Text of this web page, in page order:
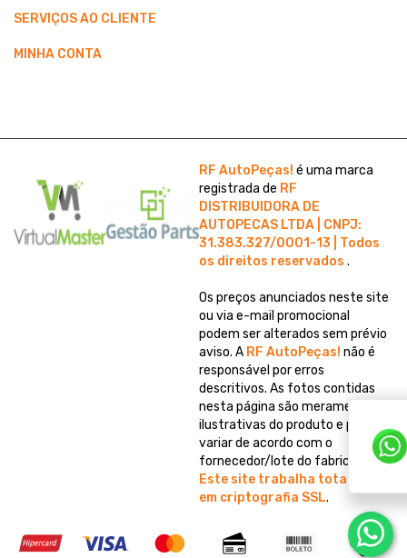
SERVIÇOS AO CLIENTE
MINHA CONTA
RF AutoPeças! é uma marca
registrada de RF
DISTRIBUIDORA DE
AUTOPECAS LTDA | CNPJ:
31.383.327/0001-13 | Todos
os direitos reservados.
Os preços anunciados neste site
ou via e-mail promocional
podem ser alterados sem prévio
aviso. A RF AutoPeças! não é
responsável por erros
descritivos. As fotos contidas
nesta página são meramente
ilustrativas do produto e podem
variar de acordo com o
fornecedor/lote do fabricante.
Este site trabalha totalmente
em criptografia SSL.